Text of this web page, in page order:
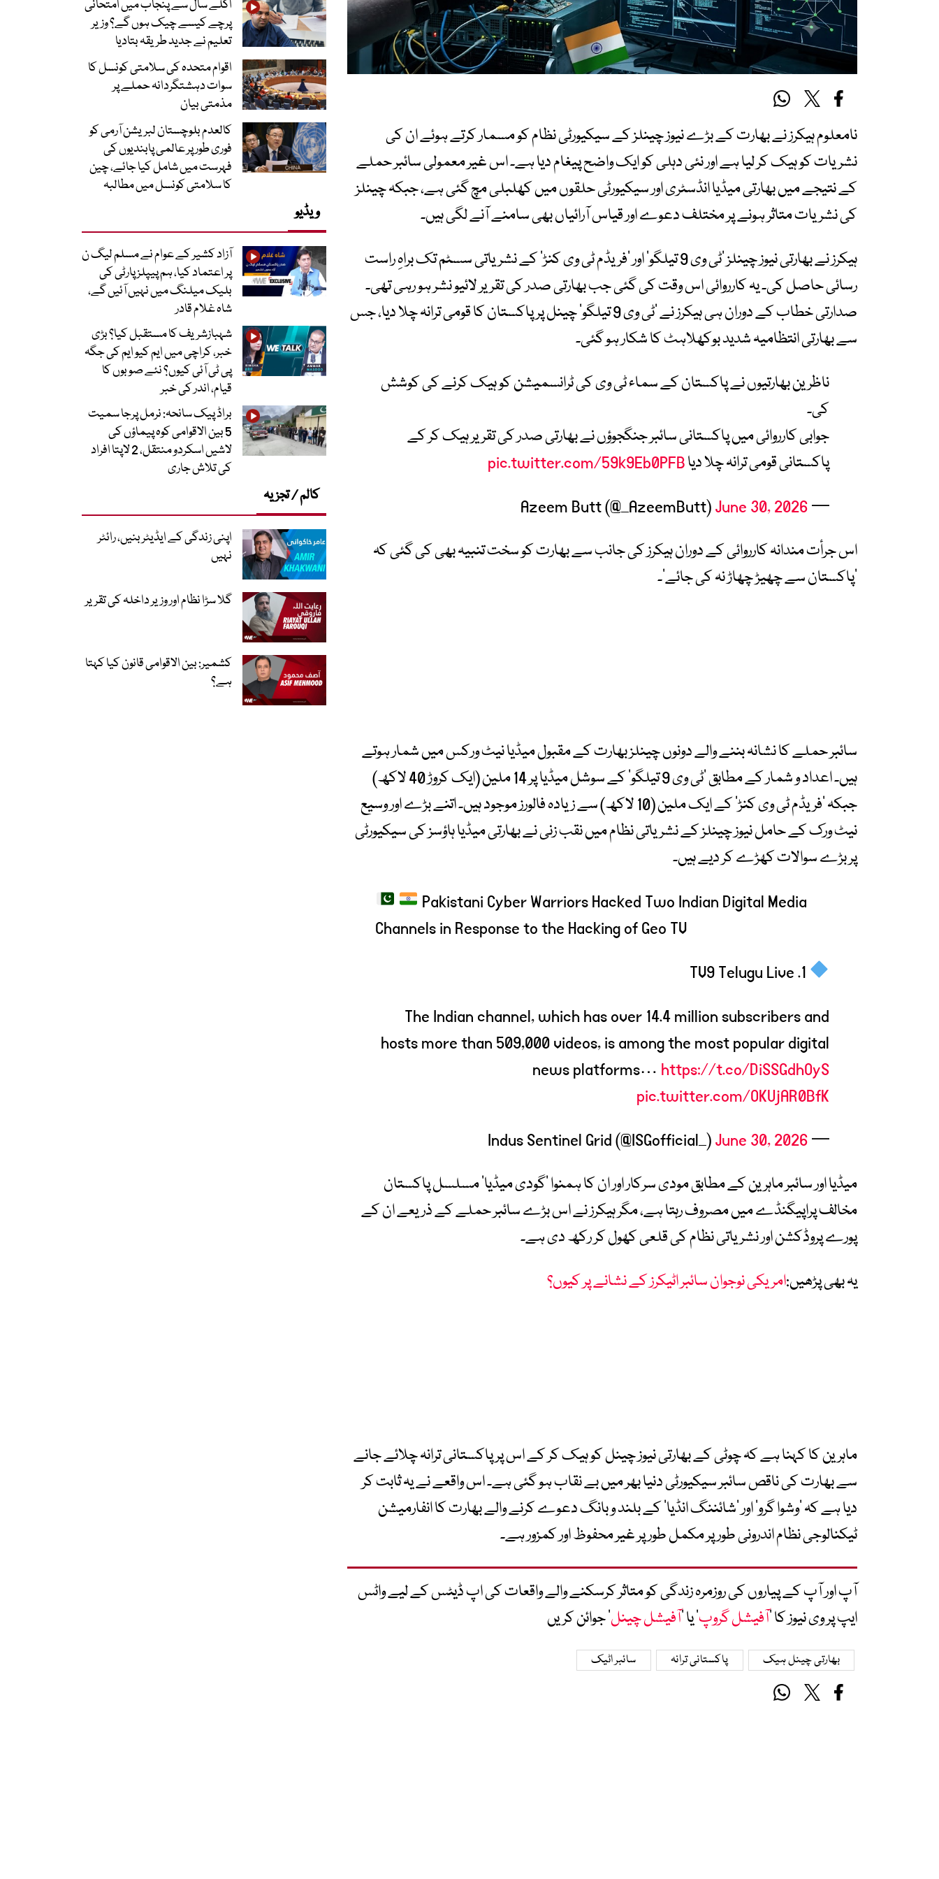
نامعلوم ہیکرز نے بھارت کے بڑے نیوز چینلز کے سیکیورٹی نظام کو مسمار کرتے ہوئے ان کی
نشریات کو ہیک کر لیا ہے اور نئی دہلی کو ایک واضح پیغام دیا ہے۔ اس غیر معمولی سائبر حملے
کے نتیجے میں بھارتی میڈیا انڈسٹری اور سیکیورٹی حلقوں میں کھلبلی مچ گئی ہے، جبکہ چینلز
کی نشریات متاثر ہونے پر مختلف دعوے اور قیاس آرائیاں بھی سامنے آنے لگی ہیں۔
ہیکرز نے بھارتی نیوز چینلز ‘ٹی وی 9 تیلگو’ اور ‘فریڈم ٹی وی کنڑ’ کے نشریاتی سسٹم تک براہِ راست
رسائی حاصل کی۔ یہ کارروائی اس وقت کی گئی جب بھارتی صدر کی تقریر لائیو نشر ہو رہی تھی۔
صدارتی خطاب کے دوران ہی ہیکرز نے ‘ٹی وی 9 تیلگو’ چینل پر پاکستان کا قومی ترانہ چلا دیا، جس
سے بھارتی انتظامیہ شدید بوکھلاہٹ کا شکار ہو گئی۔
ناظرین بھارتیوں نے پاکستان کے سماء ٹی وی کی ٹرانسمیشن کو ہیک کرنے کی کوشش
کی۔
جوابی کارروائی میں پاکستانی سائبر جنگجوؤں نے بھارتی صدر کی تقریر ہیک کر کے
پاکستانی قومی ترانہ چلا دیاpic.twitter.com/59k9Eb0PFB
— Azeem Butt (@_AzeemButt)
June 30, 2026
اس جرأت مندانہ کارروائی کے دوران ہیکرز کی جانب سے بھارت کو سخت تنبیہ بھی کی گئی کہ
’پاکستان سے چھیڑ چھاڑ نہ کی جائے‘۔
سائبر حملے کا نشانہ بننے والے دونوں چینلز بھارت کے مقبول میڈیا نیٹ ورکس میں شمار ہوتے
ہیں۔ اعداد و شمار کے مطابق ‘ٹی وی 9 تیلگو’ کے سوشل میڈیا پر 14 ملین (ایک کروڑ 40 لاکھ)
جبکہ ‘فریڈم ٹی وی کنڑ’ کے ایک ملین (10 لاکھ) سے زیادہ فالورز موجود ہیں۔ اتنے بڑے اور وسیع
نیٹ ورک کے حامل نیوز چینلز کے نشریاتی نظام میں نقب زنی نے بھارتی میڈیا ہاؤسز کی سیکیورٹی
پر بڑے سوالات کھڑے کر دیے ہیں۔
Pakistani Cyber Warriors Hacked Two Indian Digital Media
Channels in Response to the Hacking of Geo TV
The Indian channel, which has over 14.4 million subscribers and
hosts more than 509,000 videos, is among the most popular digital
news platforms… https://t.co/DiSSGdhOyS
pic.twitter.com/OKUjAR0BfK
— Indus Sentinel Grid (@ISGofficial_)
June 30, 2026
میڈیا اور سائبر ماہرین کے مطابق مودی سرکار اور ان کا ہمنوا ‘گودی میڈیا’ مسلسل پاکستان
مخالف پراپیگنڈے میں مصروف رہتا ہے، مگر ہیکرز نے اس بڑے سائبر حملے کے ذریعے ان کے
پورے پروڈکشن اور نشریاتی نظام کی قلعی کھول کر رکھ دی ہے۔
یہ بھی پڑھیں:امریکی نوجوان سائبر اٹیکرز کے نشانے پر کیوں؟
ماہرین کا کہنا ہے کہ چوٹی کے بھارتی نیوز چینل کو ہیک کر کے اس پر پاکستانی ترانہ چلائے جانے
سے بھارت کی ناقص سائبر سیکیورٹی دنیا بھر میں بے نقاب ہو گئی ہے۔ اس واقعے نے یہ ثابت کر
دیا ہے کہ ‘وشوا گرو’ اور ‘شائننگ انڈیا’ کے بلند و بانگ دعوے کرنے والے بھارت کا انفارمیشن
ٹیکنالوجی نظام اندرونی طور پر مکمل طور پر غیر محفوظ اور کمزور ہے۔
آپ اور آپ کے پیاروں کی روزمرہ زندگی کو متاثر کرسکنے والے واقعات کی اپ ڈیٹس کے لیے واٹس
ایپ پر وی نیوز کا ’آفیشل گروپ‘ یا ’آفیشل چینل‘ جوائن کریں
بھارتی چینل ہیک پاکستانی ترانہ سائبر اٹیک
اگلے سال سے پنجاب میں امتحانی
پرچے کیسے چیک ہوں گے؟ وزیر
تعلیم نے جدید طریقہ بتادیا
اقوام متحدہ کی سلامتی کونسل کا
سوات دہشتگردانہ حملے پر
مذمتی بیان
کالعدم بلوچستان لبریشن آرمی کو
فوری طور پر عالمی پابندیوں کی
فہرست میں شامل کیا جائے، چین
کا سلامتی کونسل میں مطالبہ
ویڈیو
آزاد کشیر کے عوام نے مسلم لیگ ن
پر اعتماد کیا، ہم پیپلز پارٹی کی
بلیک میلنگ میں نہیں آئیں گے،
شاہ غلام قادر
شہبازشریف کا مستقبل کیا؟ بڑی
خبر، کراچی میں ایم کیو ایم کی جگہ
پی ٹی آئی کیوں؟ نئے صوبوں کا
قیام، اندر کی خبر
براڈ پیک سانحہ: نرمل پرجا سمیت
5 بین الاقوامی کوہ پیماؤں کی
لاشیں اسکردو منتقل، 2 لاپتا افراد
کی تلاش جاری
کالم / تجزیہ
اپنی زندگی کے ایڈیٹر بنیں، رائٹر
نہیں
گلا سڑا نظام اور وزیر داخلہ کی تقریر
کشمیر: بین الاقوامی قانون کیا کہتا
ہے؟